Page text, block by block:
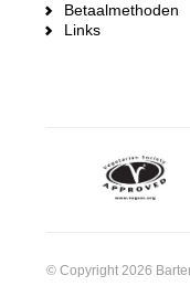
Betaalmethoden
Links
© Copyright 2026